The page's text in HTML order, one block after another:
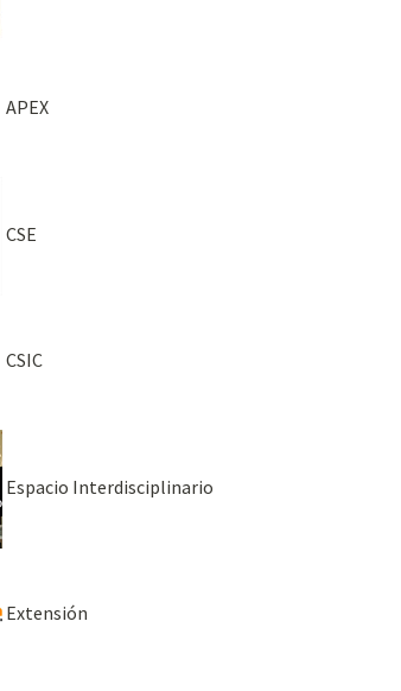
APEX
CSE
CSIC
Espacio Interdisciplinario
Extensión